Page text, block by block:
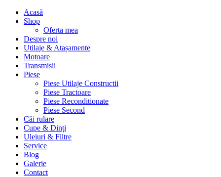
Acasă
Shop
Oferta mea
Despre noi
Utilaje & Atașamente
Motoare
Transmisii
Piese
Piese Utilaje Constructii
Piese Tractoare
Piese Reconditionate
Piese Second
Căi rulare
Cupe & Dinți
Uleiuri & Filtre
Service
Blog
Galerie
Contact